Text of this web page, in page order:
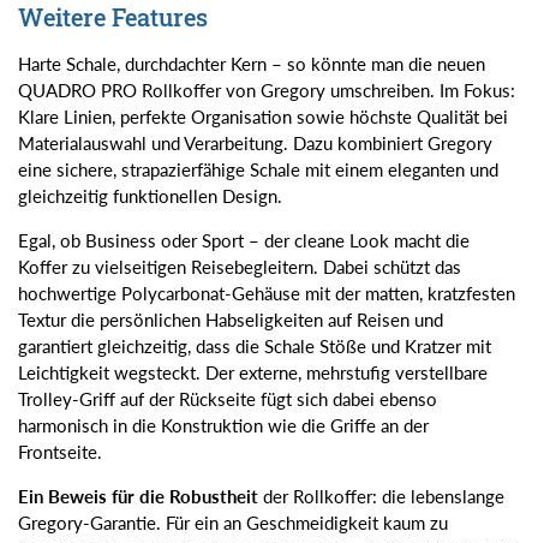
Weitere Features
Harte Schale, durchdachter Kern – so könnte man die neuen
QUADRO PRO Rollkoffer von Gregory umschreiben. Im Fokus:
Klare Linien, perfekte Organisation sowie höchste Qualität bei
Materialauswahl und Verarbeitung. Dazu kombiniert Gregory
eine sichere, strapazierfähige Schale mit einem eleganten und
gleichzeitig funktionellen Design.
Egal, ob Business oder Sport – der cleane Look macht die
Koffer zu vielseitigen Reisebegleitern. Dabei schützt das
hochwertige Polycarbonat-Gehäuse mit der matten, kratzfesten
Textur die persönlichen Habseligkeiten auf Reisen und
garantiert gleichzeitig, dass die Schale Stöße und Kratzer mit
Leichtigkeit wegsteckt. Der externe, mehrstufig verstellbare
Trolley-Griff auf der Rückseite fügt sich dabei ebenso
harmonisch in die Konstruktion wie die Griffe an der
Frontseite.
Ein Beweis für die Robustheit der Rollkoffer: die lebenslange
Gregory-Garantie. Für ein an Geschmeidigkeit kaum zu